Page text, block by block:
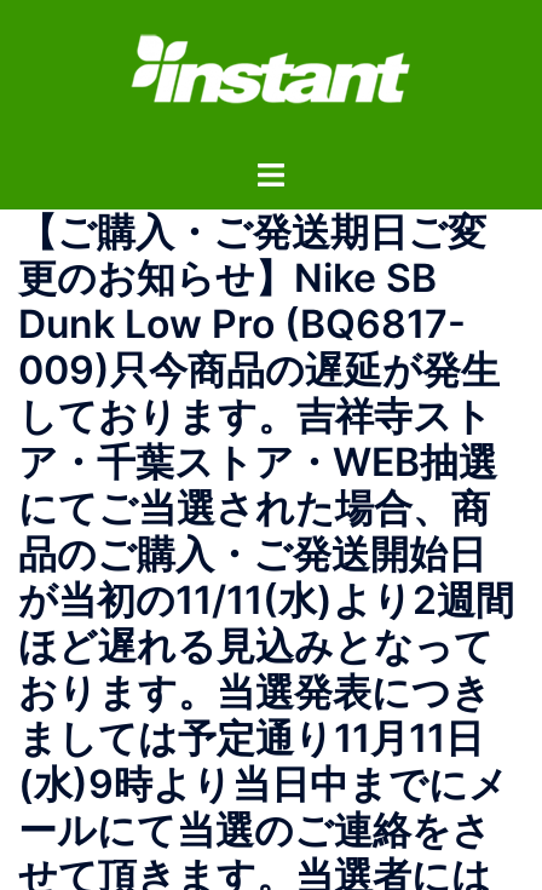
ス
プ
ト
ル
メ
ニ
ュ
ー
【ご購入・ご発送期日ご変
更のお知らせ】 Nike SB
Dunk Low Pro (BQ6817-
009) 只今商品の遅延が発生
しております。吉祥寺スト
ア・千葉ストア・WEB抽選
にてご当選された場合、商
品のご購入・ご発送開始日
が当初の11/11(水)より2週間
ほど遅れる見込みとなって
おります。当選発表につき
ましては予定通り11月11日
(水)9時より当日中までにメ
ールにて当選のご連絡をさ
せて頂きます。当選者には